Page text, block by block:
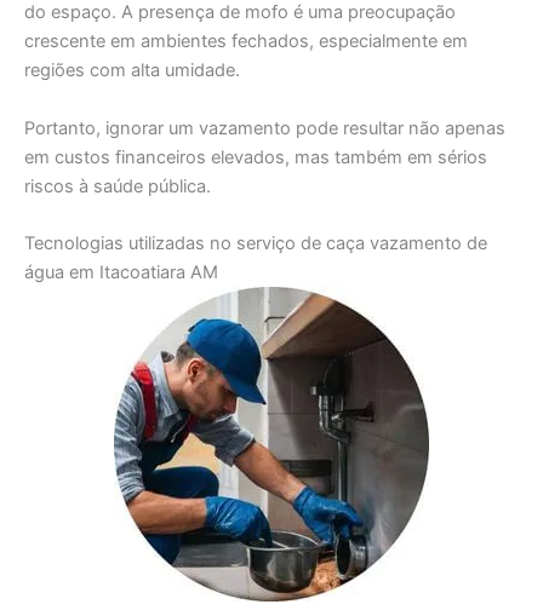
do espaço. A presença de mofo é uma preocupação
crescente em ambientes fechados, especialmente em
regiões com alta umidade.
Portanto, ignorar um vazamento pode resultar não apenas
em custos financeiros elevados, mas também em sérios
riscos à saúde pública.
Tecnologias utilizadas no serviço de caça vazamento de
água em Itacoatiara AM